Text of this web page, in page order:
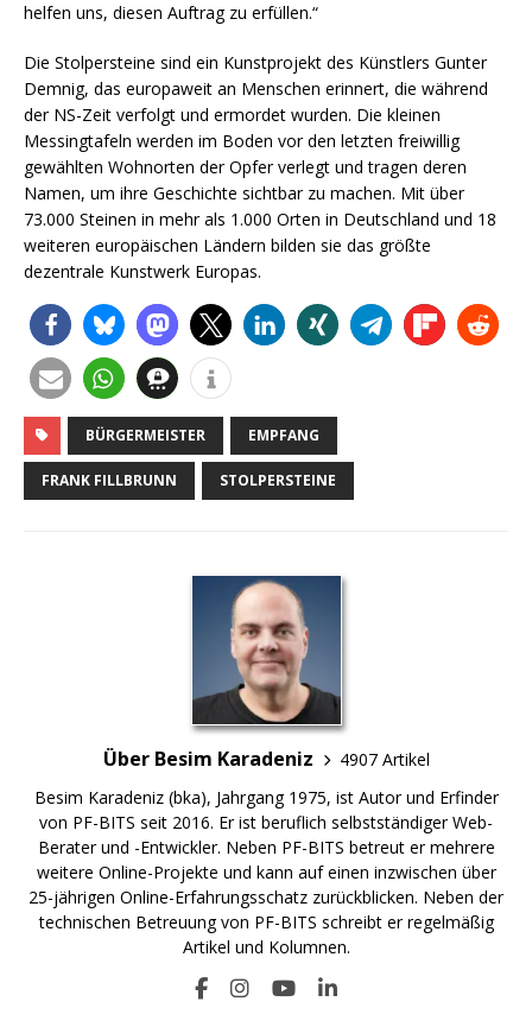
helfen uns, diesen Auftrag zu erfüllen.“
Die Stolpersteine sind ein Kunstprojekt des Künstlers Gunter
Demnig, das europaweit an Menschen erinnert, die während
der NS-Zeit verfolgt und ermordet wurden. Die kleinen
Messingtafeln werden im Boden vor den letzten freiwillig
gewählten Wohnorten der Opfer verlegt und tragen deren
Namen, um ihre Geschichte sichtbar zu machen. Mit über
73.000 Steinen in mehr als 1.000 Orten in Deutschland und 18
weiteren europäischen Ländern bilden sie das größte
dezentrale Kunstwerk Europas.
BÜRGERMEISTER EMPFANG
FRANK FILLBRUNN STOLPERSTEINE
Über Besim Karadeniz
4907 Artikel
Besim Karadeniz (bka), Jahrgang 1975, ist Autor und Erfinder
von PF-BITS seit 2016. Er ist beruflich selbstständiger Web-
Berater und -Entwickler. Neben PF-BITS betreut er mehrere
weitere Online-Projekte und kann auf einen inzwischen über
25-jährigen Online-Erfahrungsschatz zurückblicken. Neben der
technischen Betreuung von PF-BITS schreibt er regelmäßig
Artikel und Kolumnen.